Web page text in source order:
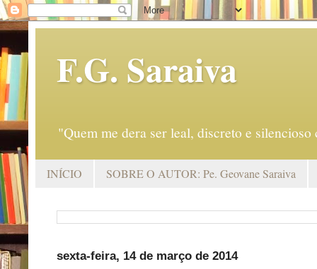
F.G. Saraiva
"Quem me dera ser leal, discreto e
INÍCIO SOBRE O AUTOR: Pe. Geovane Saraiva
sexta-feira, 14 de março de 2014